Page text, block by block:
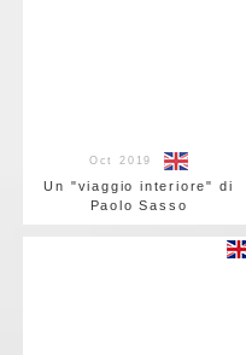
Oct 2019
Un "viaggio interiore" di
Paolo Sasso